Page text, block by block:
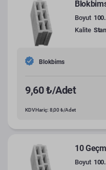
Boyut
Kalite
Blokbims
9,60 ₺/Adet
KDV Hariç: 8,00 ₺/Adet
10
Boyut